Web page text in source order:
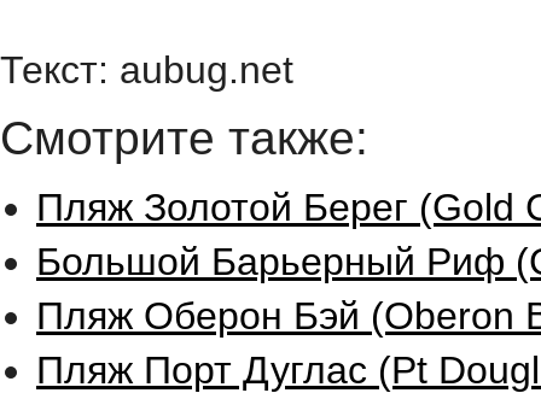
Текст: aubug.net
Смотрите также:
Пляж Золотой Берег (Gold
Большой Барьерный Риф
Пляж Оберон Бэй (Oberon
Пляж Порт Дуглас (Pt